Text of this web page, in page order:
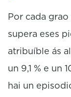
Por cada
supera eses
atribuíble ás
un 9,1 % e un
hai un